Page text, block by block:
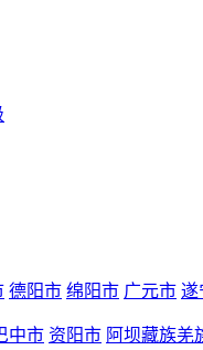
德阳市 绵阳市 广元市 遂
中市 资阳市 阿坝藏族羌